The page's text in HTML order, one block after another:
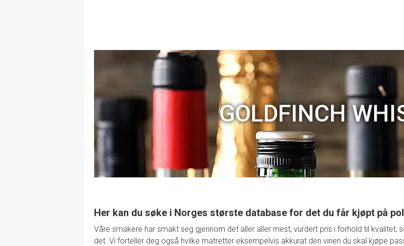
GOLDFINCH
Her kan du søke i Norges største database for det du får kjøpt på
Våre smakere har smakt seg gjennom det aller aller mest, vurdert pris i forhold til kvalitet,
det. Vi forteller deg også hvilke matretter eksempelvis akkurat den vinen du skal kjøpe